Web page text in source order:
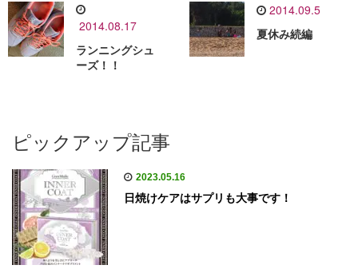
2014.08.17
ランニングシュ
ーズ！！
2014.09.5
夏休み続編
ピックアップ記事
2023.05.16
日焼けケアはサプリも大事です！